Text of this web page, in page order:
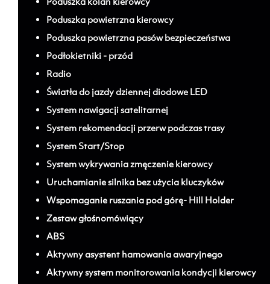
Poduszka powietrzna kierowcy
Poduszka powietrzna pasów bezpieczeństwa
Podłokietniki - przód
Radio
Światła do jazdy dziennej diodowe LED
System nawigacji satelitarnej
System rekomendacji przerw podczas trasy
System Start/Stop
System wykrywania zmęczenie kierowcy
Uruchamianie silnika bez użycia kluczyków
Wspomaganie ruszania pod górę- Hill Holder
Zestaw głośnomówiący
ABS
Aktywny asystent hamowania awaryjnego
Aktywny system monitorowania kondycji kierowcy